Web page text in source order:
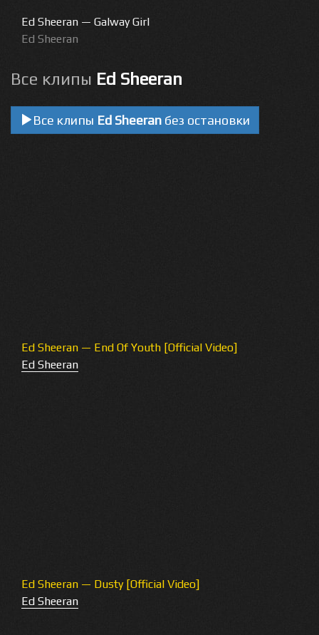
Ed Sheeran — Galway Girl
Ed Sheeran
Все клипы Ed Sheeran
Все клипы Ed Sheeran без остановки
Ed Sheeran — End Of Youth [Official Video]
Ed Sheeran
Ed Sheeran — Dusty [Official Video]
Ed Sheeran